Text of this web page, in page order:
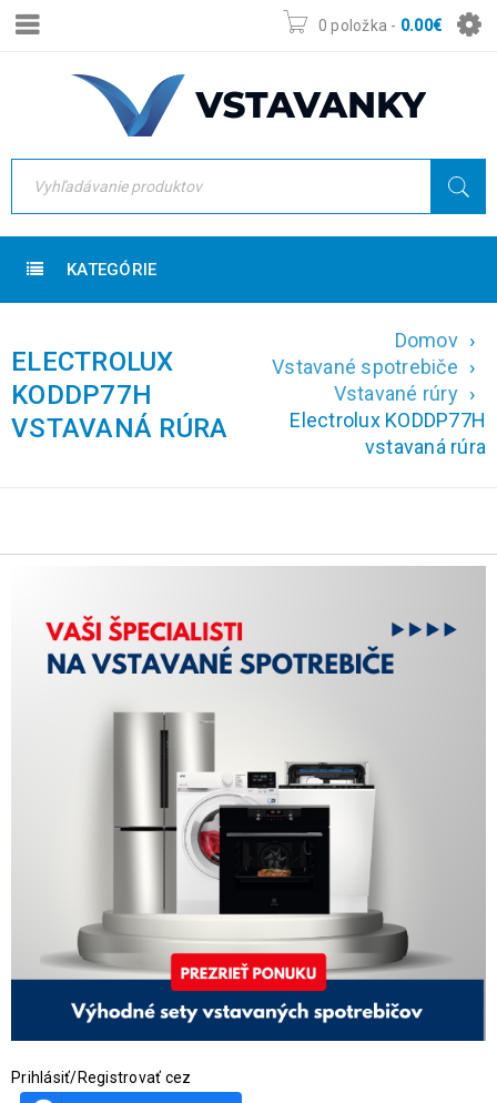
0 položka - 0.00€
KATEGÓRIE
ELECTROLUX
KODDP77H
VSTAVANÁ RÚRA
Domov ›
Vstavané spotrebiče ›
Vstavané rúry ›
Electrolux KODDP77H
vstavaná rúra
Prihlásiť/Registrovať cez